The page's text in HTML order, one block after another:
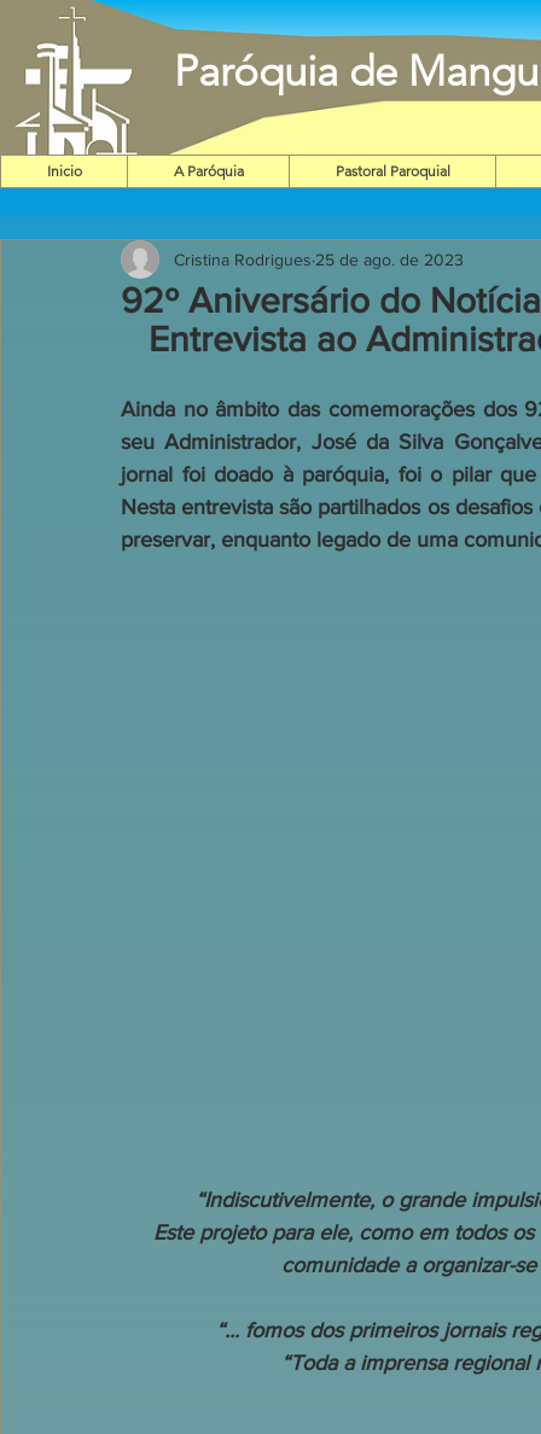
Paróquia de
Inicio A Paróquia Pastoral Paroquial
92º Aniversário do
Cristina Rodrigues 25 de ago. de 2023
Entrevista ao
Ainda no âmbito das comemorações dos
seu Administrador, José da Silva
jornal foi doado à paróquia, foi o pilar
Nesta entrevista são partilhados os
preservar, enquanto legado de uma
“Indiscutivelmente, o grande
Este projeto para ele, como em todos
comunidade a organizar-
“... fomos dos primeiros jornais
“Toda a imprensa